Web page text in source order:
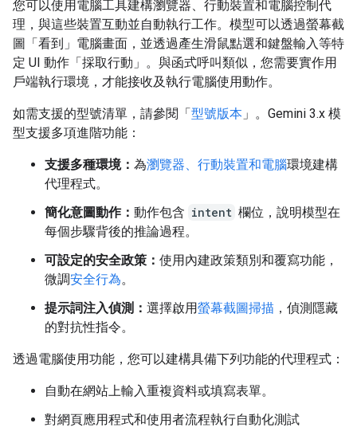
您可以使用電腦工具建構瀏覽器、行動裝置和電腦控制代
理，與這些裝置互動並自動執行工作。模型可以透過螢幕截
圖「看到」電腦畫面，並透過產生滑鼠點選和鍵盤輸入等特
定 UI 動作「採取行動」。與函式呼叫類似，您需要實作用
戶端執行環境，才能接收及執行電腦使用動作。
如需支援的型號清單，請參閱「型號版本 」。Gemini 3.x 模
型支援多項進階功能：
支援多種環境： 為瀏覽器、行動裝置和電腦環境建構
代理程式。
簡化意圖動作： 動作包含 intent 欄位，說明模型在
每個步驟背後的推論過程。
可設定的安全政策： 使用內建政策類別和覆寫功能，
微調安全行為。
提示詞注入偵測： 選擇啟用螢幕截圖掃描 ，偵測隱藏
的對抗性指令。
透過電腦使用功能，您可以建構具備下列功能的代理程式：
自動在網站上輸入重複資料或填寫表單。
對網頁應用程式和使用者流程執行自動化測試